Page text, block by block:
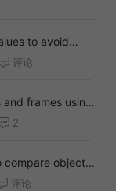
to avoid
评论
frames using
2
compare objects
评论